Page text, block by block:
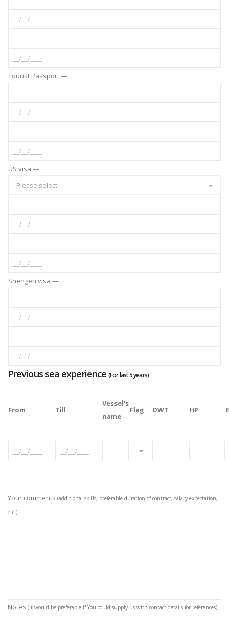
Tourist Passport —
US visa —
Please select
Shengen visa —
Previous sea experience(For last 5 years)
From Till
Vessel's
name
Flag DWT HP
Please select
Your comments (additional skills, preferable duration of contract, salary expectation,
etc.)
Notes (it would be preferable if You could supply us with contact details for references)